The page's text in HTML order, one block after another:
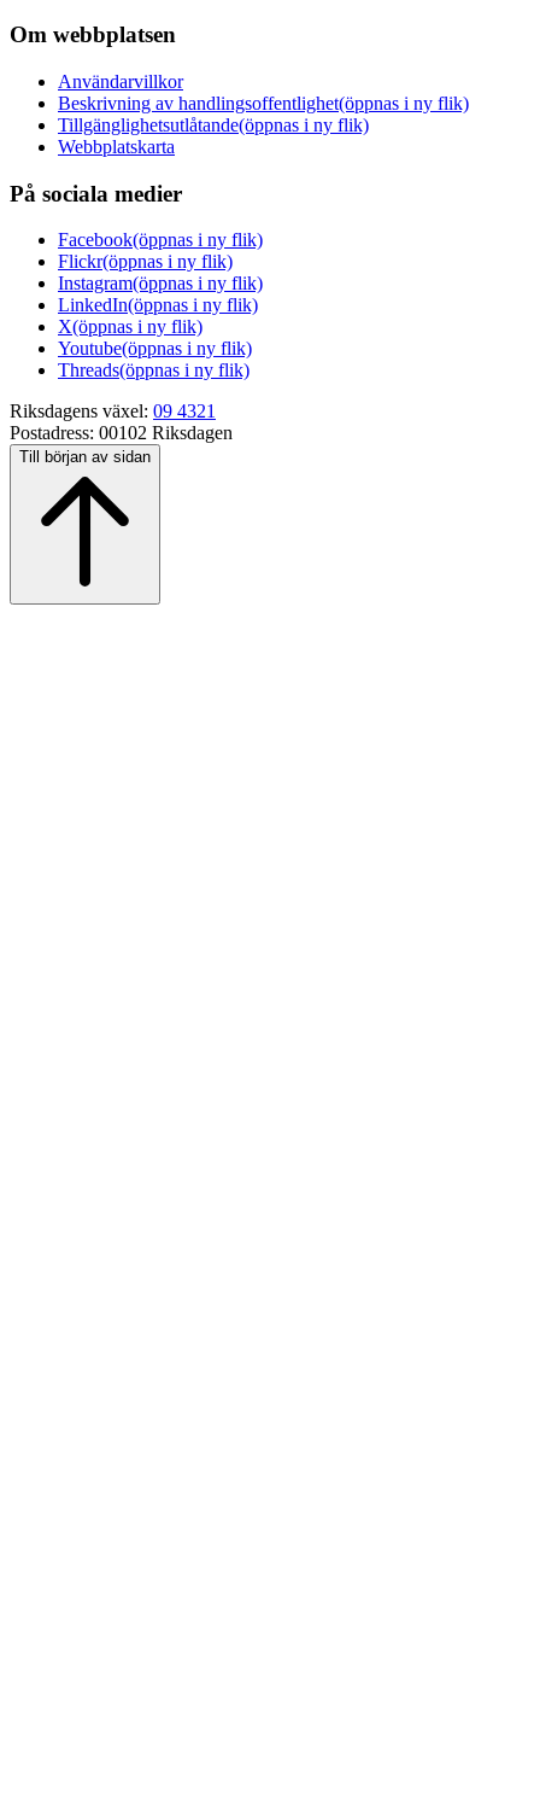
Om webbplatsen
Användarvillkor
Beskrivning av handlingsoffentlighet(öppnas i ny flik)
Tillgänglighetsutlåtande(öppnas i ny flik)
Webbplatskarta
På sociala medier
Facebook(öppnas i ny flik)
Flickr(öppnas i ny flik)
Instagram(öppnas i ny flik)
LinkedIn(öppnas i ny flik)
X(öppnas i ny flik)
Youtube(öppnas i ny flik)
Threads(öppnas i ny flik)
Riksdagens växel: 09 4321
Postadress: 00102 Riksdagen
Till början av sidan